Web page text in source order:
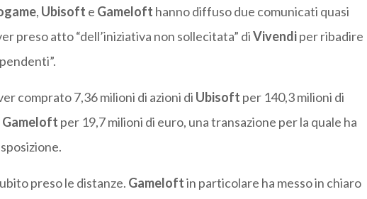
, Ubisoft e Gameloft hanno diffuso due comunicati quasi
preso atto “dell’iniziativa non sollecitata” diVivendiper ribadire
comprato 7,36 milioni di azioni di Ubisoft per 140,3 milioni di
Gameloft per 19,7 milioni di euro, una transazione per la quale ha
preso le distanze. Gameloftin particolare ha messo in chiaro